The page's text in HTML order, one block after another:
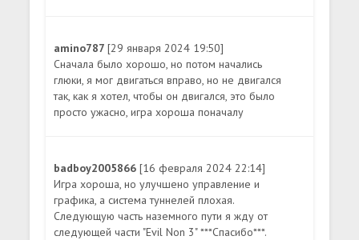
amino787[29 января 2024 19:50]
Сначала было хорошо, но потом начались
глюки, я мог двигаться вправо, но не двигался
так, как я хотел, чтобы он двигался, это было
просто ужасно, игра хороша поначалу
badboy2005866[16 февраля 2024 22:14]
Игра хороша, но улучшено управление и
графика, а система туннелей плохая.
Следующую часть наземного пути я жду от
следующей части "Evil Non 3" ***Спасибо***.